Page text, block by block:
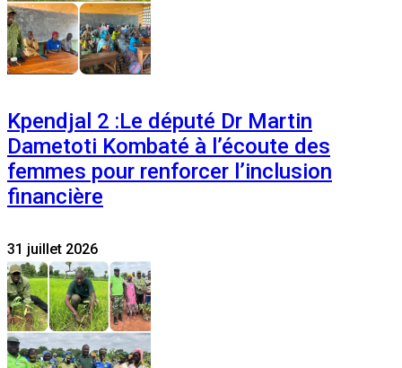
Kpendjal 2 :Le député Dr Martin
Dametoti Kombaté à l’écoute des
femmes pour renforcer l’inclusion
financière
31 juillet 2026